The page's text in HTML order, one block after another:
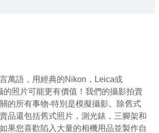
萬語，用經典的Nikon，Leica或
的照片可能更有價值！我們的攝影拍賣
的所有事物-特別是模擬攝影。除舊式
品還包括舊式照片，測光錶，三腳架和
果您喜歡陷入大量的相機用品並製作自